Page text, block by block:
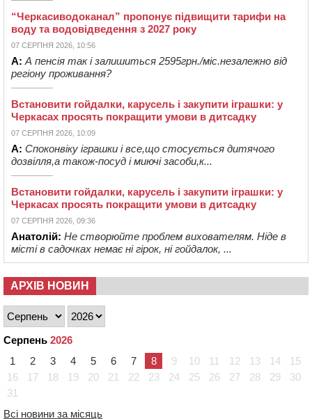
“Черкасиводоканал” пропонує підвищити тарифи на
воду та водовідведення з 2027 року
07 СЕРПНЯ 2026, 10:56
А: А пенсія так і залишиться 2595грн./міс.незалежно від
регіону проживання?
Встановити гойдалки, карусель і закупити іграшки: у
Черкасах просять покращити умови в дитсадку
07 СЕРПНЯ 2026, 10:09
А: Споконвіку іграшки і все,що стосується дитячого
дозвілля,а також-посуд і миючі засоби,к...
Встановити гойдалки, карусель і закупити іграшки: у
Черкасах просять покращити умови в дитсадку
07 СЕРПНЯ 2026, 09:36
Анатолій: Не створюйте проблем вихователям. Ніде в
місті в садочках немає ні гірок, ні гойдалок, ...
АРХІВ НОВИН
Серпень 2026
1
2 3 4 5 6 7 8 9 10 11 12 13 14
15
16
17 18 19 20 21 22 23 24 25 26 27 28 29
30
31
Всі новини за місяць